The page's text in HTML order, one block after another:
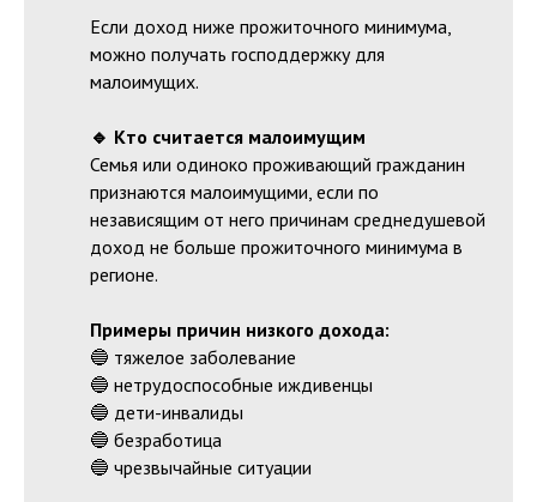
Если доход ниже прожиточного минимума,
можно получать господдержку для
малоимущих.
🔹 Кто считается малоимущим
Семья или одиноко проживающий гражданин
признаются малоимущими, если по
независящим от него причинам среднедушевой
доход не больше прожиточного минимума в
регионе.
Примеры причин низкого дохода:
🔵 тяжелое заболевание
🔵 нетрудоспособные иждивенцы
🔵 дети-инвалиды
🔵 безработица
🔵 чрезвычайные ситуации